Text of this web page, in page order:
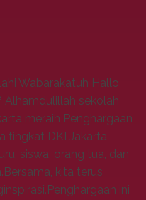
Wabarakatuh Hallo
Alhamdulillah sekolah
meraih Penghargaan
tingkat DKI Jakarta
siswa, orang tua, dan
kita terus
ini